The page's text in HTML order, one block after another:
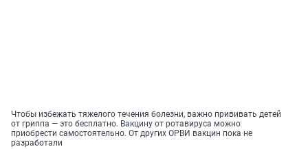
Чтобы избежать тяжелого течения болезни, важно прививать детей
от гриппа — это бесплатно. Вакцину от ротавируса можно
приобрести самостоятельно. От других ОРВИ вакцин пока не
разработали